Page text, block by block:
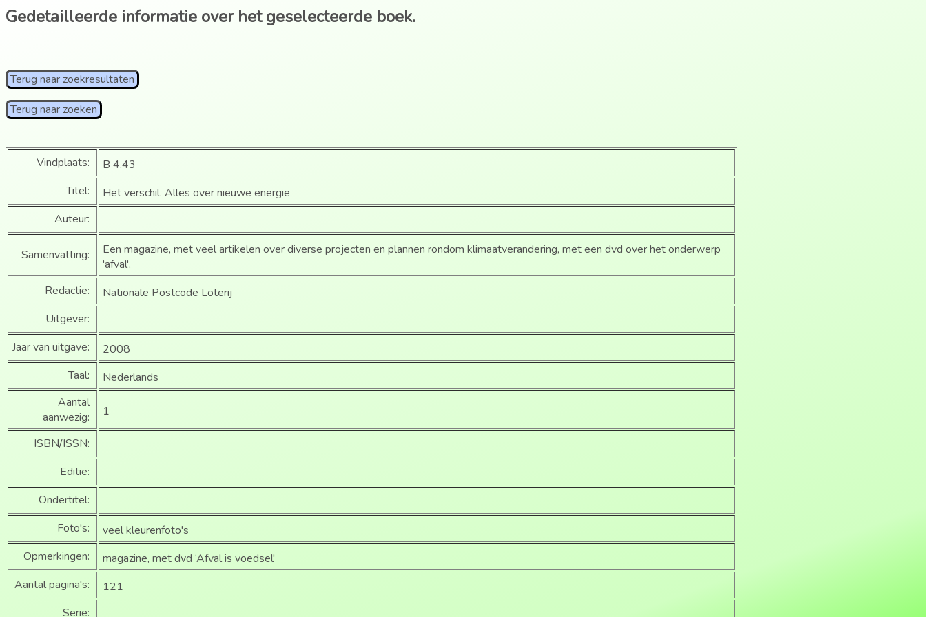
Gedetailleerde informatie over het geselecteerde boek.
Terug naar zoekresultaten
Terug naar zoeken
Vindplaats:
B 4.43
Titel:
Het verschil. Alles over nieuwe energie
Auteur:
Samenvatting:
Een magazine, met veel artikelen over diverse projecten en plannen rondom klimaatverandering, met een dvd over het onderwerp
'afval'.
Redactie:
Nationale Postcode Loterij
Uitgever:
Jaar van uitgave:
2008
Taal:
Nederlands
Aantal
aanwezig:
1
ISBN/ISSN:
Editie:
Ondertitel:
Foto's:
veel kleurenfoto's
Opmerkingen:
magazine, met dvd ‘Afval is voedsel'
Aantal pagina's:
121
Serie: